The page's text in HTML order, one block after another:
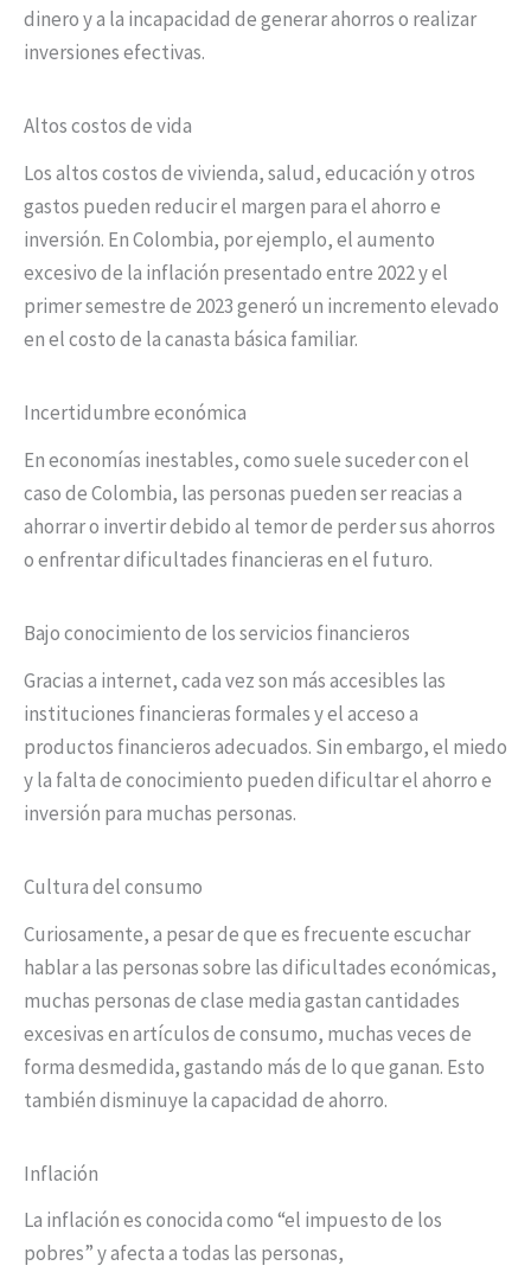
dinero y a la incapacidad de generar ahorros o realizar
inversiones efectivas.
Altos costos de vida
Los altos costos de vivienda, salud, educación y otros
gastos pueden reducir el margen para el ahorro e
inversión. En Colombia, por ejemplo, el aumento
excesivo de la inflación presentado entre 2022 y el
primer semestre de 2023 generó un incremento elevado
en el costo de la canasta básica familiar.
Incertidumbre económica
En economías inestables, como suele suceder con el
caso de Colombia, las personas pueden ser reacias a
ahorrar o invertir debido al temor de perder sus ahorros
o enfrentar dificultades financieras en el futuro.
Bajo conocimiento de los servicios financieros
Gracias a internet, cada vez son más accesibles las
instituciones financieras formales y el acceso a
productos financieros adecuados. Sin embargo, el miedo
y la falta de conocimiento pueden dificultar el ahorro e
inversión para muchas personas.
Cultura del consumo
Curiosamente, a pesar de que es frecuente escuchar
hablar a las personas sobre las dificultades económicas,
muchas personas de clase media gastan cantidades
excesivas en artículos de consumo, muchas veces de
forma desmedida, gastando más de lo que ganan. Esto
también disminuye la capacidad de ahorro.
Inflación
La inflación es conocida como “el impuesto de los
pobres” y afecta a todas las personas,